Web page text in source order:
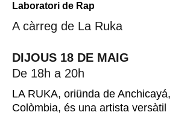
Laboratori de Rap
A càrreg de La Ruka
DIJOUS 18 DE MAIG
De 18h a 20h
LA RUKA, oriünda de Anchicayá,
Colòmbia, és una artista versàtil